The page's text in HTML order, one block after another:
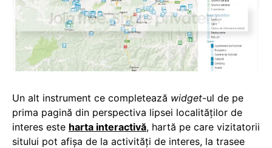
Un alt instrument ce completează widget-ul de pe
prima pagină din perspectiva lipsei localităților de
interes este harta interactivă, hartă pe care vizitatorii
sitului pot afișa de la activități de interes, la trasee